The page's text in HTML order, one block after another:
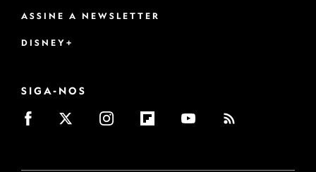
ASSINE A NEWSLETTER
DISNEY+
SIGA-NOS